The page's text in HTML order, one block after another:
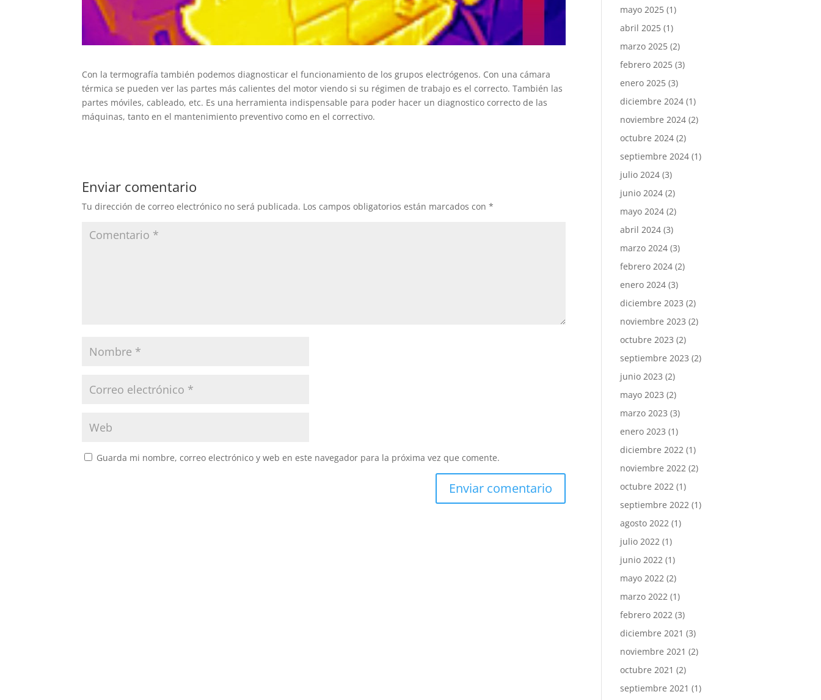
Con la termografía también podemos diagnosticar el funcionamiento de los grupos electrógenos. Con una cámara
térmica se pueden ver las partes más calientes del motor viendo si su régimen de trabajo es el correcto. También las
partes móviles, cableado, etc. Es una herramienta indispensable para poder hacer un diagnostico correcto de las
máquinas, tanto en el mantenimiento preventivo como en el correctivo.
Enviar comentario
Tu dirección de correo electrónico no será publicada. Los campos obligatorios están marcados con*
Guarda mi nombre, correo electrónico y web en este navegador para la próxima vez que comente.
mayo 2025 (1)
abril 2025 (1)
marzo 2025 (2)
febrero 2025 (3)
enero 2025 (3)
diciembre 2024 (1)
noviembre 2024 (2)
octubre 2024 (2)
septiembre 2024 (1)
julio 2024 (3)
junio 2024 (2)
mayo 2024 (2)
abril 2024 (3)
marzo 2024 (3)
febrero 2024 (2)
enero 2024 (3)
diciembre 2023 (2)
noviembre 2023 (2)
octubre 2023 (2)
septiembre 2023 (2)
junio 2023 (2)
mayo 2023 (2)
marzo 2023 (3)
enero 2023 (1)
diciembre 2022 (1)
noviembre 2022 (2)
octubre 2022 (1)
septiembre 2022 (1)
agosto 2022 (1)
julio 2022 (1)
junio 2022 (1)
mayo 2022 (2)
marzo 2022 (1)
febrero 2022 (3)
diciembre 2021 (3)
noviembre 2021 (2)
octubre 2021 (2)
septiembre 2021 (1)